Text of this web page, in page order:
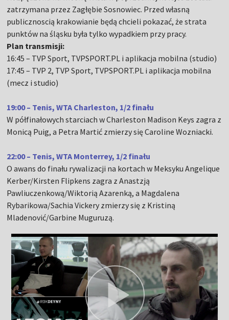
zatrzymana przez Zagłębie Sosnowiec. Przed własną
publicznoscią krakowianie będą chcieli pokazać, że strata
punktów na śląsku była tylko wypadkiem przy pracy.
Plan transmisji:
16:45 – TVP Sport, TVPSPORT.PL i aplikacja mobilna (studio)
17:45 – TVP 2, TVP Sport, TVPSPORT.PL i aplikacja mobilna
(mecz i studio)
19:00 – Tenis, WTA Charleston, 1/2 finału
W półfinałowych starciach w Charleston Madison Keys zagra z
Monicą Puig, a Petra Martić zmierzy się Caroline Wozniacki.
22:00 – Tenis, WTA Monterrey, 1/2 finału
O awans do finału rywalizacji na kortach w Meksyku Angelique
Kerber/Kirsten Flipkens zagra z Anastzją
Pawliuczenkową/Wiktorią Azarenką, a Magdalena
Rybarikowa/Sachia Vickery zmierzy się z Kristiną
Mladenović/Garbine Muguruzą.